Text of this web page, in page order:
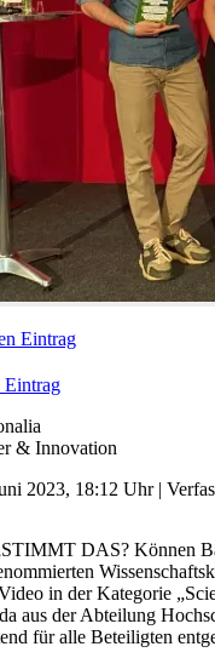
Eintrag
Eintrag
& Innovation
2023, 18:12 Uhr|
DAS? Können
in der Kategorie
aus der Abteilung
für alle Beteiligten